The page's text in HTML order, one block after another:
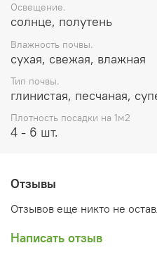
Освещение.
солнце, полутень
Влажность почвы.
сухая, свежая, влажная
Тип почвы.
глинистая, песчаная,
Плотность посадки на 1м2
4 - 6 шт.
Отзывы
Отзывов еще никто не
Написать отзыв